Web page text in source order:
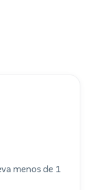
menos de 1